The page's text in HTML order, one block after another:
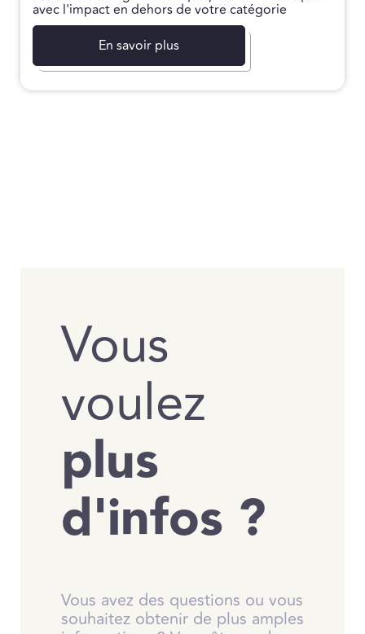
avec l'impact en dehors de votre catégorie
En savoir plus
Vous
voulez
plus
d'infos ?
Vous avez des questions ou vous
souhaitez obtenir de plus amples